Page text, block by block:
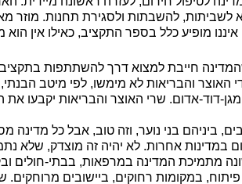
להשבתות ולסגירת תחנות. מוזר
מופיע כלל בספר התקציב, כאילו אין הוא
שהמדינה חייבת למצוא דרך להשתתפות
האוצר והבריאות לא מימשו, לפי מיטב
דוד-אדום. שרי האוצר והבריאות יקבעו את
ביניהם בני נוער, וזה טוב, אבל כל מדינה
במדינות אחרות. לא יהיה זה מוצדק, שלא
מתמיכת המדינה במרפאות, בבתי-חולים
במקומות רחוקים, ביישובים מרוחקים.